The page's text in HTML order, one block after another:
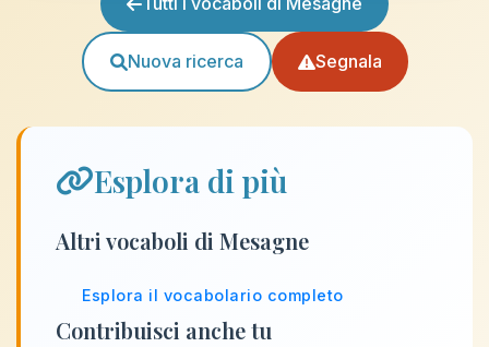
Nuova ricerca Segnala
Esplora di più
Altri vocaboli di Mesagne
Esplora il vocabolario completo
Contribuisci anche tu